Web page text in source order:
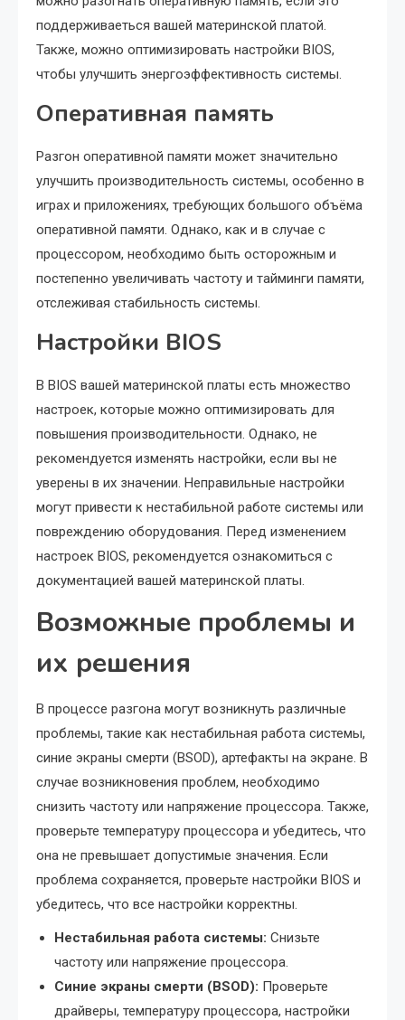
поддерживаеться вашей материнской платой.
Также, можно оптимизировать настройки BIOS,
чтобы улучшить энергоэффективность системы.
Оперативная память
Разгон оперативной памяти может значительно
улучшить производительность системы, особенно в
играх и приложениях, требующих большого объёма
оперативной памяти. Однако, как и в случае с
процессором, необходимо быть осторожным и
постепенно увеличивать частоту и тайминги памяти,
отслеживая стабильность системы.
Настройки BIOS
В BIOS вашей материнской платы есть множество
настроек, которые можно оптимизировать для
повышения производительности. Однако, не
рекомендуется изменять настройки, если вы не
уверены в их значении. Неправильные настройки
могут привести к нестабильной работе системы или
повреждению оборудования. Перед изменением
настроек BIOS, рекомендуется ознакомиться с
документацией вашей материнской платы.
Возможные проблемы и
их решения
В процессе разгона могут возникнуть различные
проблемы, такие как нестабильная работа системы,
синие экраны смерти (BSOD), артефакты на экране. В
случае возникновения проблем, необходимо
снизить частоту или напряжение процессора. Также,
проверьте температуру процессора и убедитесь, что
она не превышает допустимые значения. Если
проблема сохраняется, проверьте настройки BIOS и
убедитесь, что все настройки корректны.
Нестабильная работа системы: Снизьте
частоту или напряжение процессора.
Синие экраны смерти (BSOD): Проверьте
драйверы, температуру процессора, настройки